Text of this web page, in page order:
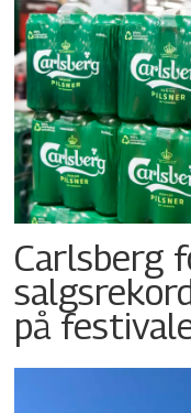
Carlsberg
på